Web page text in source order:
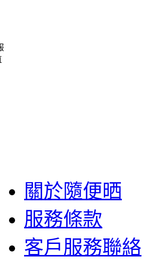
關於隨便晒
服務條款
客戶服務聯絡